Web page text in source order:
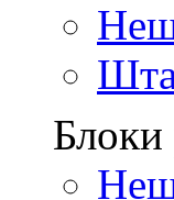
Блоки